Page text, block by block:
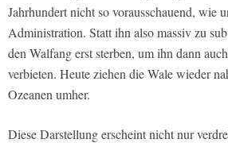
Jahrhundert nicht so vorausschauend, wie
Administration. Statt ihn also massiv zu
den Walfang erst sterben, um ihn dann
verbieten. Heute ziehen die Wale wieder
Ozeanen umher.
Diese Darstellung erscheint nicht nur